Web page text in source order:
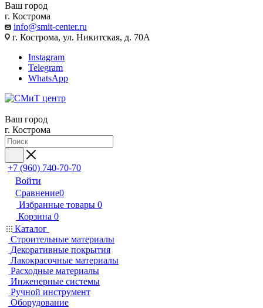
Ваш город
г. Кострома
info@smit-center.ru
г. Кострома, ул. Никитская, д. 70А
Instagram
Telegram
WhatsApp
Ваш город
г. Кострома
+7 (960) 740-70-70
Войти
Сравнение0
Избранные товары 0
Корзина 0
Каталог
Строительные материалы
Декоративные покрытия
Лакокрасочные материалы
Расходные материалы
Инженерные системы
Ручной инструмент
Оборудование